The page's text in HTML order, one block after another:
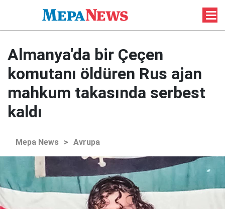
Almanya'da bir Çeçen
komutanı öldüren Rus ajan
mahkum takasında serbest
kaldı
Mepa News > Avrupa